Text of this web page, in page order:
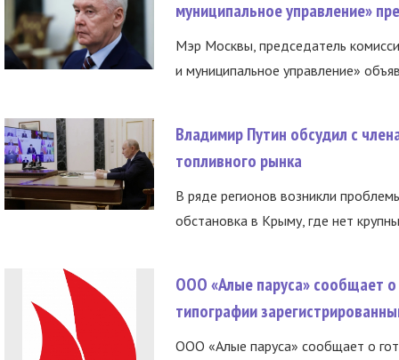
муниципальное управление»
Мэр Москвы, председатель
и муниципальное управление»
Владимир Путин обсудил с
топливного рынка
В ряде регионов возникли
обстановка в Крыму, где нет
ООО «Алые паруса» сообщает о
типографии
ООО «Алые паруса» сообщает о